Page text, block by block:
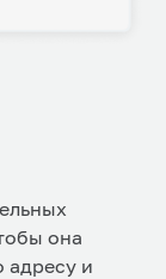
она
адресу и